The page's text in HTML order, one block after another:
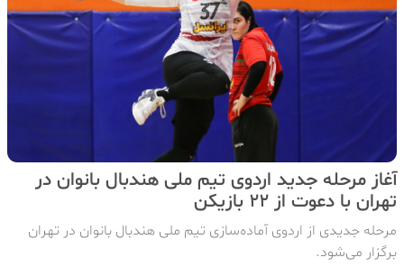
آغاز مرحله جدید اردوی تیم ملی هندبال بانوان در
تهران با دعوت از ۲۲ بازیکن
مرحله جدیدی از اردوی آماده‌سازی تیم ملی هندبال بانوان در تهران
برگزار می‌شود.